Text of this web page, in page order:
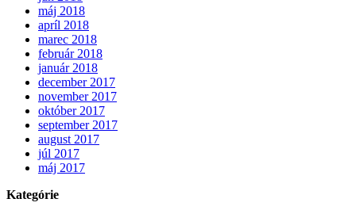
máj 2018
apríl 2018
marec 2018
február 2018
január 2018
december 2017
november 2017
október 2017
september 2017
august 2017
júl 2017
máj 2017
Kategórie